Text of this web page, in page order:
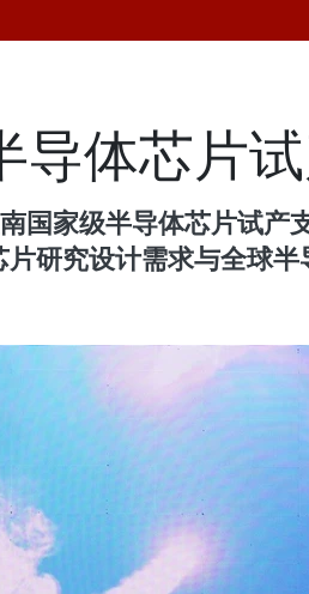
导体芯片
国家级半导体芯片试
研究设计需求与全球半